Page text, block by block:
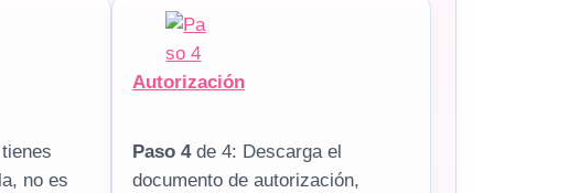
no es
Autorización
Paso 4de 4: Descarga el
documento de autorización,